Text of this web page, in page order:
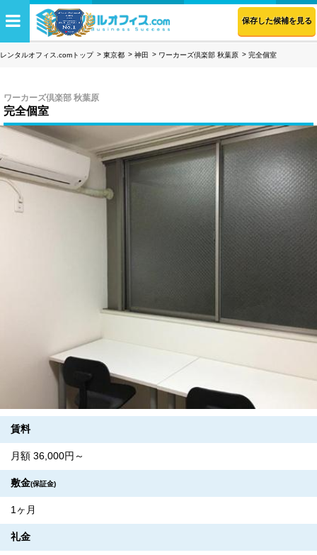
保存した候補を見る
レンタルオフィス.comトップ 東京都 神田 ワーカーズ倶楽部 秋葉原 完全個室
ワーカーズ倶楽部 秋葉原
完全個室
賃料
月額 36,000円～
敷金(保証金)
1ヶ月
礼金